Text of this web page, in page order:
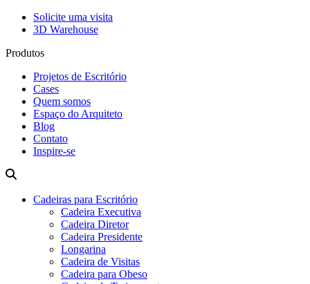
Solicite uma visita
3D Warehouse
Produtos
Projetos de Escritório
Cases
Quem somos
Espaço do Arquiteto
Blog
Contato
Inspire-se
Cadeiras para Escritório
Cadeira Executiva
Cadeira Diretor
Cadeira Presidente
Longarina
Cadeira de Visitas
Cadeira para Obeso